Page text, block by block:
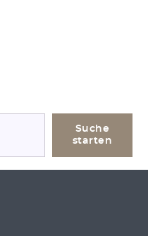
Suche
starten